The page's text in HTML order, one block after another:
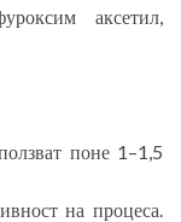
аксетил,
поне 1–1,5
на процеса.